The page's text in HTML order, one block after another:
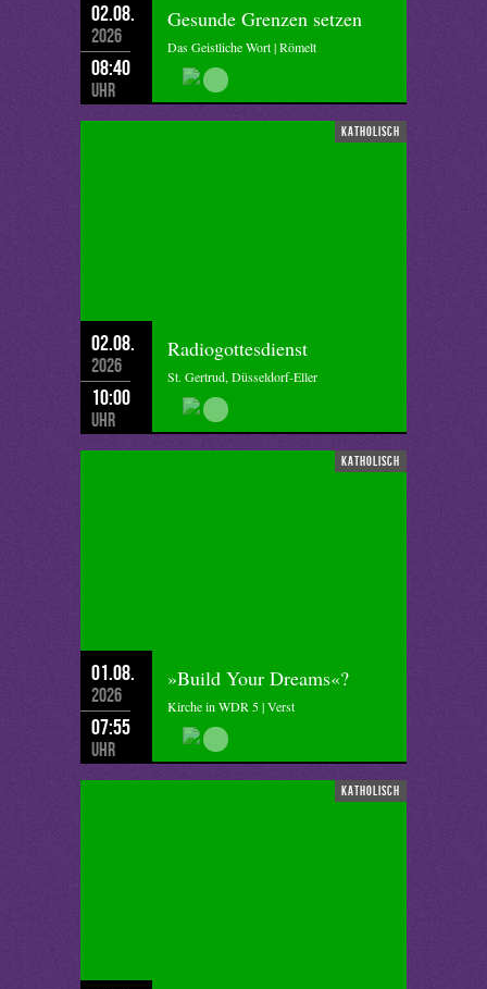
02.08.
2026
08:40
Uhr
Gesunde Grenzen setzen
Das Geistliche Wort | Römelt
katholisch
02.08.
2026
10:00
Uhr
Radiogottesdienst
St. Gertrud, Düsseldorf-Eller
katholisch
01.08.
2026
07:55
Uhr
»Build Your Dreams«?
Kirche in WDR 5 | Verst
katholisch